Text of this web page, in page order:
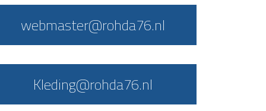
webmaster@rohda76.nl
Kleding@rohda76.nl